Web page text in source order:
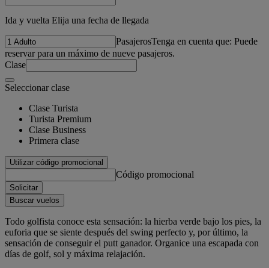
Ida y vuelta Elija una fecha de llegada
PasajerosTenga en cuenta que: Puede
reservar para un máximo de nueve pasajeros.
Clase
Seleccionar clase
Clase Turista
Turista Premium
Clase Business
Primera clase
Utilizar código promocional
Código promocional
Solicitar
Buscar vuelos
Todo golfista conoce esta sensación: la hierba verde bajo los pies, la
euforia que se siente después del swing perfecto y, por último, la
sensación de conseguir el putt ganador. Organice una escapada con
días de golf, sol y máxima relajación.